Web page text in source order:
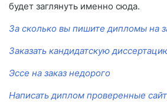
будет заглянуть именно сюда.
За сколько вы пишите дипломы на
Заказать кандидатскую
Эссе на заказ недорого
Написать диплом проверенные